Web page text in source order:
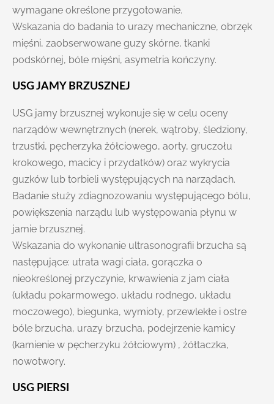
wymagane określone przygotowanie.
Wskazania do badania to urazy mechaniczne, obrzęk
mięśni, zaobserwowane guzy skórne, tkanki
podskórnej, bóle mięśni, asymetria kończyny.
USG JAMY BRZUSZNEJ
USG jamy brzusznej wykonuje się w celu oceny
narządów wewnętrznych (nerek, wątroby, śledziony,
trzustki, pęcherzyka żółciowego, aorty, gruczołu
krokowego, macicy i przydatków) oraz wykrycia
guzków lub torbieli występujących na narządach.
Badanie służy zdiagnozowaniu występującego bólu,
powiększenia narządu lub występowania płynu w
jamie brzusznej.
Wskazania do wykonanie ultrasonografii brzucha są
następujące: utrata wagi ciała, gorączka o
nieokreślonej przyczynie, krwawienia z jam ciała
(układu pokarmowego, układu rodnego, układu
moczowego), biegunka, wymioty, przewlekłe i ostre
bóle brzucha, urazy brzucha, podejrzenie kamicy
(kamienie w pęcherzyku żółciowym) , żółtaczka,
nowotwory.
USG PIERSI